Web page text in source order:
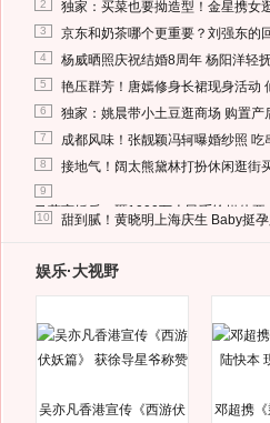
2 独家：买菜也要拗造型！金星携女
3 京东和奶茶哪个更重要？刘强东的
4 杨威晒照庆祝结婚8周年 杨阳洋轻
5 艳压群芳！唐嫣修身长裙现身活动
6 独家：姚晨带小土豆逛商场 购置产
7 成都风味！张靓颖冯轲曝婚纱照 吃
8 接地气！阔太熊黛林打扮休闲逛街
9
马蓉离婚后，砸1000万人民币给媒体要
10 甜到腻！黄晓明上海庆生 Baby挺
娱乐·大视野
吴亦凡香港宣传《西游伏
邓超携